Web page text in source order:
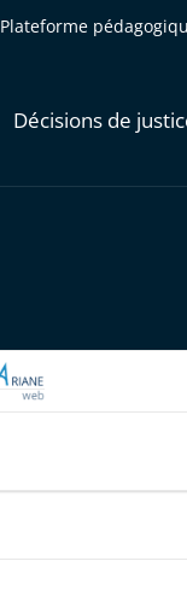
Plateforme
Décisions de
ARIANEWEB